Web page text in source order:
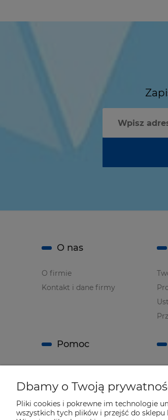
O nas
O firmie
Kontakt i dane firmy
Pomoc
i
Dbamy o Twoją
Pliki cookies i pokrewne im technologie
wszystkich tych plików i przejść do